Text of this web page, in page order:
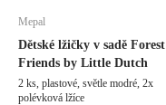
Mepal
Dětské lžičky v sadě Forest
Friends by Little Dutch
2 ks, plastové, světle modré, 2x
polévková lžíce